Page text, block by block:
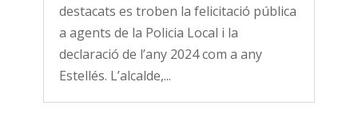
destacats es troben la felicitació pública
a agents de la Policia Local i la
declaració de l’any 2024 com a any
Estellés. L’alcalde,...